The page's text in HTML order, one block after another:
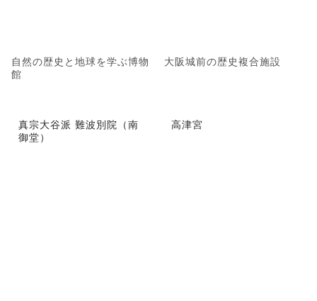
自然の歴史と地球を学ぶ博物
館
大阪城前の歴史複合施設
真宗大谷派 難波別院（南
御堂）
高津宮